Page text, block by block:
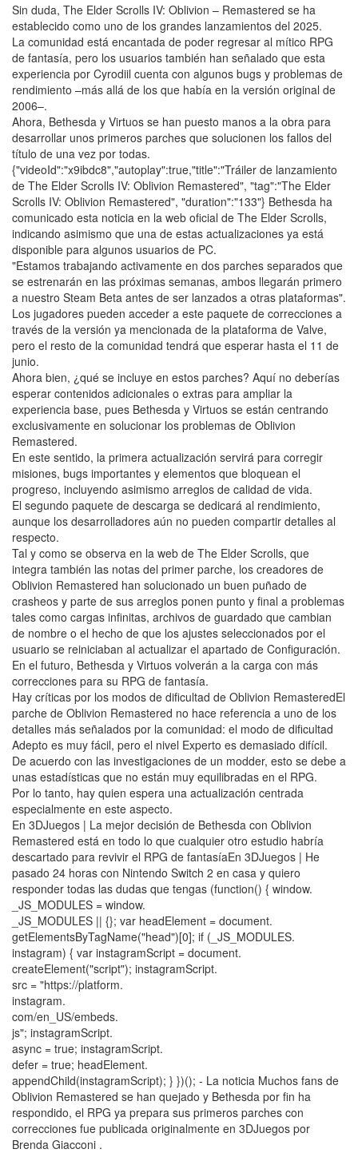
Sin duda, The Elder Scrolls IV: Oblivion – Remastered se ha
establecido como uno de los grandes lanzamientos del 2025.
La comunidad está encantada de poder regresar al mítico RPG
de fantasía, pero los usuarios también han señalado que esta
experiencia por Cyrodiil cuenta con algunos bugs y problemas de
rendimiento –más allá de los que había en la versión original de
2006–.
Ahora, Bethesda y Virtuos se han puesto manos a la obra para
desarrollar unos primeros parches que solucionen los fallos del
título de una vez por todas.
{"videoId":"x9ibdc8","autoplay":true,"title":"Tráiler de lanzamiento
de The Elder Scrolls IV: Oblivion Remastered", "tag":"The Elder
Scrolls IV: Oblivion Remastered", "duration":"133"} Bethesda ha
comunicado esta noticia en la web oficial de The Elder Scrolls,
indicando asimismo que una de estas actualizaciones ya está
disponible para algunos usuarios de PC.
"Estamos trabajando activamente en dos parches separados que
se estrenarán en las próximas semanas, ambos llegarán primero
a nuestro Steam Beta antes de ser lanzados a otras plataformas".
Los jugadores pueden acceder a este paquete de correcciones a
través de la versión ya mencionada de la plataforma de Valve,
pero el resto de la comunidad tendrá que esperar hasta el 11 de
junio.
Ahora bien, ¿qué se incluye en estos parches? Aquí no deberías
esperar contenidos adicionales o extras para ampliar la
experiencia base, pues Bethesda y Virtuos se están centrando
exclusivamente en solucionar los problemas de Oblivion
Remastered.
En este sentido, la primera actualización servirá para corregir
misiones, bugs importantes y elementos que bloquean el
progreso, incluyendo asimismo arreglos de calidad de vida.
El segundo paquete de descarga se dedicará al rendimiento,
aunque los desarrolladores aún no pueden compartir detalles al
respecto.
Tal y como se observa en la web de The Elder Scrolls, que
integra también las notas del primer parche, los creadores de
Oblivion Remastered han solucionado un buen puñado de
crasheos y parte de sus arreglos ponen punto y final a problemas
tales como cargas infinitas, archivos de guardado que cambian
de nombre o el hecho de que los ajustes seleccionados por el
usuario se reiniciaban al actualizar el apartado de Configuración.
En el futuro, Bethesda y Virtuos volverán a la carga con más
correcciones para su RPG de fantasía.
Hay críticas por los modos de dificultad de Oblivion RemasteredEl
parche de Oblivion Remastered no hace referencia a uno de los
detalles más señalados por la comunidad: el modo de dificultad
Adepto es muy fácil, pero el nivel Experto es demasiado difícil.
De acuerdo con las investigaciones de un modder, esto se debe a
unas estadísticas que no están muy equilibradas en el RPG.
Por lo tanto, hay quien espera una actualización centrada
especialmente en este aspecto.
En 3DJuegos | La mejor decisión de Bethesda con Oblivion
Remastered está en todo lo que cualquier otro estudio habría
descartado para revivir el RPG de fantasíaEn 3DJuegos | He
pasado 24 horas con Nintendo Switch 2 en casa y quiero
responder todas las dudas que tengas (function() { window.
_JS_MODULES = window.
_JS_MODULES || {}; var headElement = document.
getElementsByTagName("head")[0]; if (_JS_MODULES.
instagram) { var instagramScript = document.
createElement("script"); instagramScript.
src = "https://platform.
instagram.
com/en_US/embeds.
js"; instagramScript.
async = true; instagramScript.
defer = true; headElement.
appendChild(instagramScript); } })(); - La noticia Muchos fans de
Oblivion Remastered se han quejado y Bethesda por fin ha
respondido, el RPG ya prepara sus primeros parches con
correcciones fue publicada originalmente en 3DJuegos por
Brenda Giacconi .